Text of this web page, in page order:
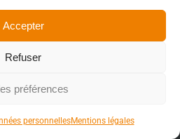
Accepter
Refuser
préférences
personnellesMentions légales
Données personnelles
On Air Communication